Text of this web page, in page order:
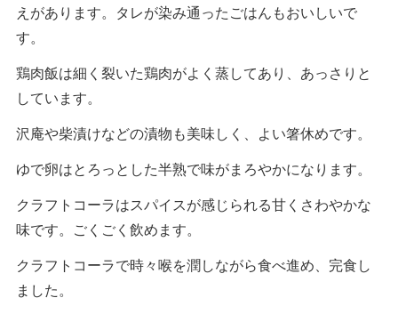
えがあります。タレが染み通ったごはんもおいしいで
す。
鶏肉飯は細く裂いた鶏肉がよく蒸してあり、あっさりと
しています。
沢庵や柴漬けなどの漬物も美味しく、よい箸休めです。
ゆで卵はとろっとした半熟で味がまろやかになります。
クラフトコーラはスパイスが感じられる甘くさわやかな
味です。ごくごく飲めます。
クラフトコーラで時々喉を潤しながら食べ進め、完食し
ました。